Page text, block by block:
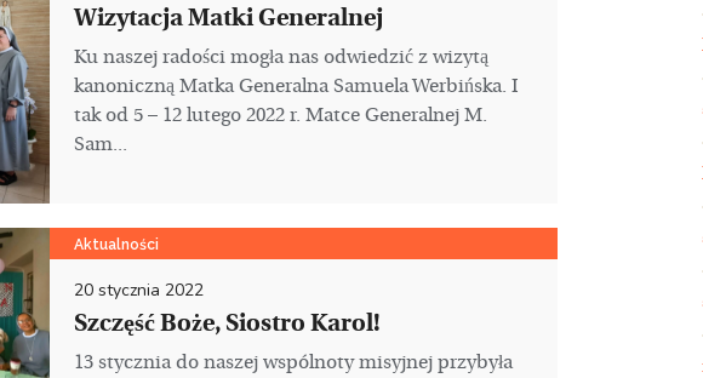
Wizytacja Matki Generalnej
Ku naszej radości mogła nas odwiedzić z wizytą
kanoniczną Matka Generalna Samuela Werbińska. I
tak od 5 – 12 lutego 2022 r. Matce Generalnej M.
Sam...
Aktualności
20 stycznia 2022
Szczęść Boże, Siostro Karol!
13 stycznia do naszej wspólnoty misyjnej przybyła